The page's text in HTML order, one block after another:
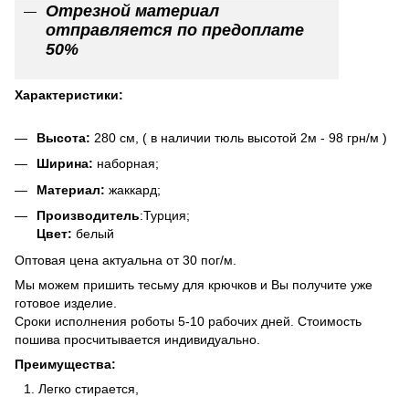
Отрезной материал
отправляется по предоплате
50%
Характеристики:
Высота: 280 см, ( в наличии тюль высотой 2м - 98 грн/м )
Ширина: наборная;
Материал: жаккард;
Производитель:Турция;
Цвет: белый
Оптовая цена актуальна от 30 пог/м.
Мы можем пришить тесьму для крючков и Вы получите уже
готовое изделие.
Сроки исполнения роботы 5-10 рабочих дней. Стоимость
пошива просчитывается индивидуально.
Преимущества:
Легко стирается,